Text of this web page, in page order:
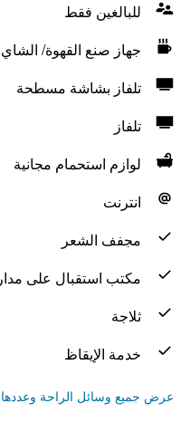
للبالغين فقط
جهاز صنع القهوة/ الشاي
تلفاز بشاشة مسطحة
تلفاز
لوازم استحمام مجانية
انترنت
مجفف الشعر
مكتب استقبال على مدار 24 ساعة
ثلاجة
خدمة الإيقاظ
عرض جميع وسائل الراحة وعددها 48